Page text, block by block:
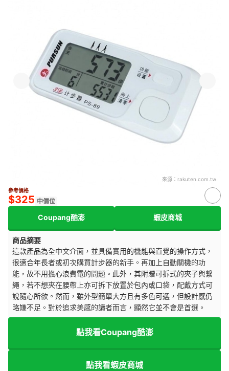
來源： rakuten.com.tw
參考價格
$325 中價位
Coupang酷澎 蝦皮商城
商品摘要
這款產品為全中文介面，並具備實用的機能與直覺的操作方式，
很適合年長者或初次購買計步器的新手。再加上自動關機的功
能，故不用擔心浪費電的問題。此外，其附贈可拆式的夾子與繫
繩，若不想夾在腰帶上亦可拆下放置於包內或口袋，配戴方式可
說隨心所欲。然而，雖外型簡單大方且有多色可選，但設計感仍
略嫌不足。對於追求美感的讀者而言，顯然它並不會是首選。
點我看Coupang酷澎
點我看蝦皮商城